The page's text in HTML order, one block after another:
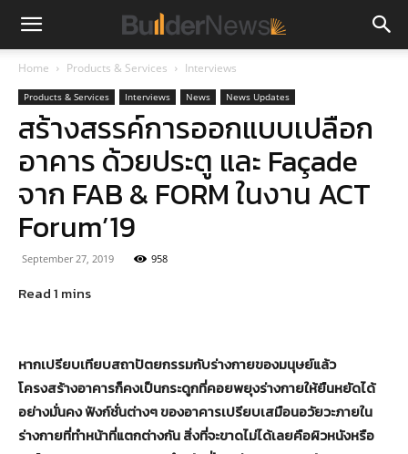
Home Products & Services Interviews
Products & Services Interviews News News Updates
สร้างสรรค์การออกแบบเปลือก
อาคาร ด้วยประตู และ Façade
จาก FAB & FORM ในงาน ACT
Forum’19
September 27, 2019 958
หากเปรียบเทียบสถาปัตยกรรมกับร่างกายของมนุษย์แล้ว
โครงสร้างอาคารก็คงเป็นกระดูกที่คอยพยุงร่างกายให้ยืนหยัดได้
อย่างมั่นคง ฟังก์ชั่นต่างๆ ของอาคารเปรียบเสมือนอวัยวะภายใน
ร่างกายที่ทำหน้าที่แตกต่างกัน สิ่งที่จะขาดไม่ได้เลยคือผิวหนังหรือ